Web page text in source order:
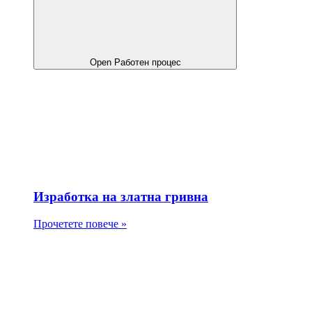
Open Работен процес
Изработка на златна гривна
Прочетете повече »